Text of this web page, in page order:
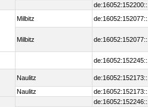
Milbitz
Milbitz
Naulitz
Naulitz